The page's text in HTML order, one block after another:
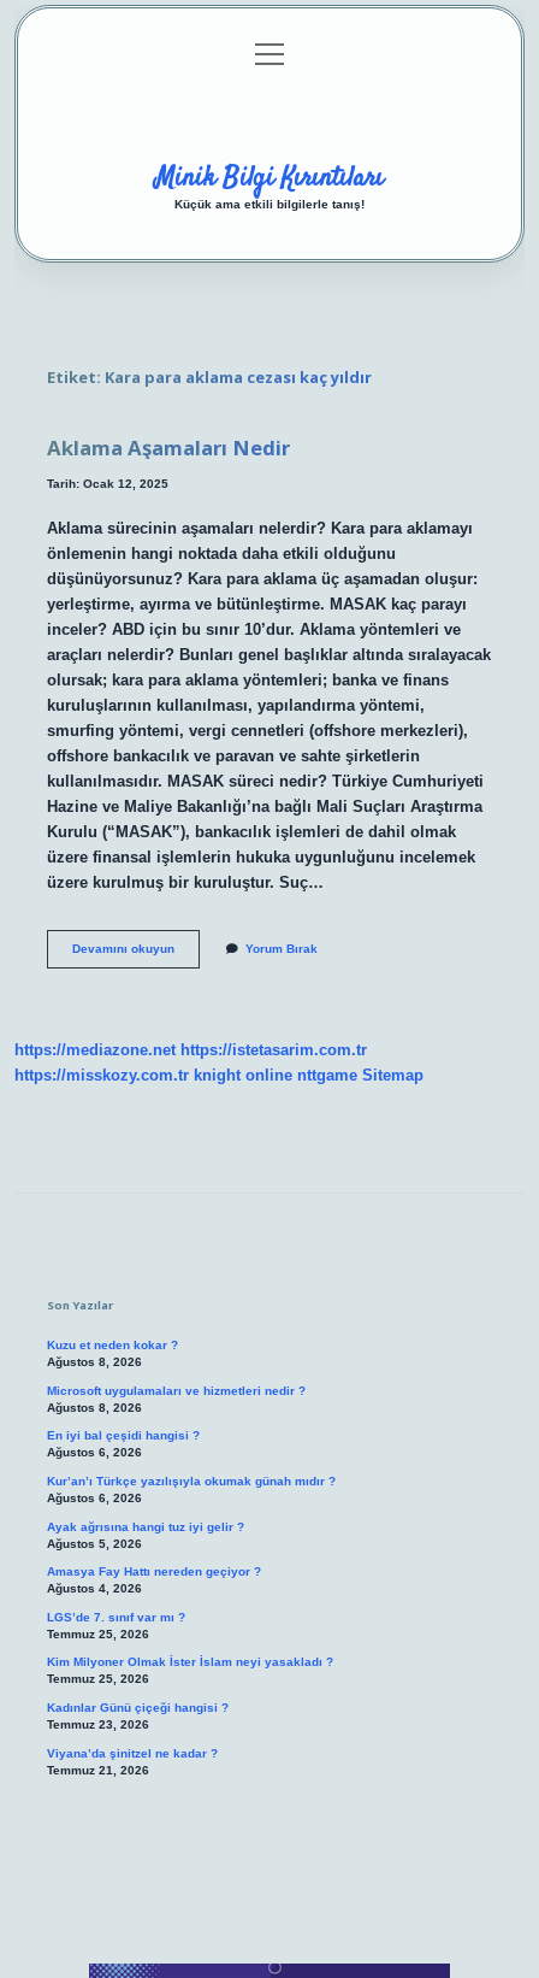
Gizlilik Politikası
menüyü
aç
Minik Bilgi Kırıntıları
Küçük ama etkili bilgilerle tanış!
Etiket: Kara para aklama cezası kaç yıldır
Aklama Aşamaları Nedir
Tarih: Ocak 12, 2025
Aklama sürecinin aşamaları nelerdir? Kara para aklamayı
önlemenin hangi noktada daha etkili olduğunu
düşünüyorsunuz? Kara para aklama üç aşamadan oluşur:
yerleştirme, ayırma ve bütünleştirme. MASAK kaç parayı
inceler? ABD için bu sınır 10’dur. Aklama yöntemleri ve
araçları nelerdir? Bunları genel başlıklar altında sıralayacak
olursak; kara para aklama yöntemleri; banka ve finans
kuruluşlarının kullanılması, yapılandırma yöntemi,
smurfing yöntemi, vergi cennetleri (offshore merkezleri),
offshore bankacılık ve paravan ve sahte şirketlerin
kullanılmasıdır. MASAK süreci nedir? Türkiye Cumhuriyeti
Hazine ve Maliye Bakanlığı’na bağlı Mali Suçları Araştırma
Kurulu (“MASAK”), bankacılık işlemleri de dahil olmak
üzere finansal işlemlerin hukuka uygunluğunu incelemek
üzere kurulmuş bir kuruluştur. Suç…
Devamını okuyunAklama
Yorum Bırak
https://mediazone.net https://istetasarim.com.tr
https://misskozy.com.tr knight online nttgame Sitemap
Son Yazılar
Kuzu et neden kokar ?
Ağustos 8, 2026
Microsoft uygulamaları ve hizmetleri nedir ?
Ağustos 8, 2026
En iyi bal çeşidi hangisi ?
Ağustos 6, 2026
Kur’an’ı Türkçe yazılışıyla okumak günah mıdır ?
Ağustos 6, 2026
Ayak ağrısına hangi tuz iyi gelir ?
Ağustos 5, 2026
Amasya Fay Hattı nereden geçiyor ?
Ağustos 4, 2026
LGS’de 7. sınıf var mı ?
Temmuz 25, 2026
Kim Milyoner Olmak İster İslam neyi yasakladı ?
Temmuz 25, 2026
Kadınlar Günü çiçeği hangisi ?
Temmuz 23, 2026
Viyana’da şinitzel ne kadar ?
Temmuz 21, 2026